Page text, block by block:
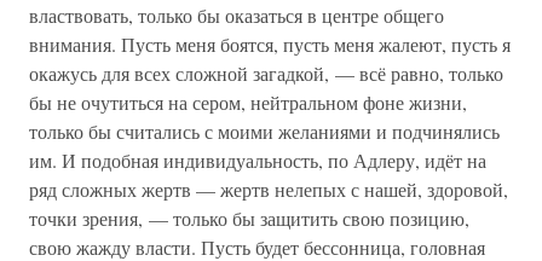
властвовать, только бы оказаться в центре общего
внимания. Пусть меня боятся, пусть меня жалеют, пусть я
окажусь для всех сложной загадкой, — всё равно, только
бы не очутиться на сером, нейтральном фоне жизни,
только бы считались с моими желаниями и подчинялись
им. И подобная индивидуальность, по Адлеру, идёт на
ряд сложных жертв — жертв нелепых с нашей, здоровой,
точки зрения, — только бы защитить свою позицию,
свою жажду власти. Пусть будет бессонница, головная